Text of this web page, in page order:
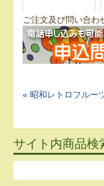
ご注文及び問い合わ
« 昭和レトロフルー
サイト内商品検